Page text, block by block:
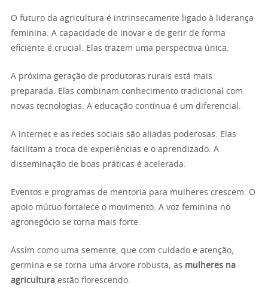
O futuro da agricultura é intrinsecamente ligado à liderança
feminina. A capacidade de inovar e de gerir de forma
eficiente é crucial. Elas trazem uma perspectiva única.
A próxima geração de produtoras rurais está mais
preparada. Elas combinam conhecimento tradicional com
novas tecnologias. A educação contínua é um diferencial.
A internet e as redes sociais são aliadas poderosas. Elas
facilitam a troca de experiências e o aprendizado. A
disseminação de boas práticas é acelerada.
Eventos e programas de mentoria para mulheres crescem. O
apoio mútuo fortalece o movimento. A voz feminina no
agronegócio se torna mais forte.
Assim como uma semente, que com cuidado e atenção,
germina e se torna uma árvore robusta, as mulheres na
agricultura estão florescendo.